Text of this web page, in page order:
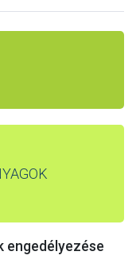
engedélyezése